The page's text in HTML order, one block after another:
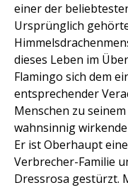
einer der
Ursprünglich
dieses Leben im
Flamingo sich dem
entsprechender
Menschen zu
wahnsinnig
Er ist Oberhaupt
Verbrecher-Familie
Dressrosa gestürzt.